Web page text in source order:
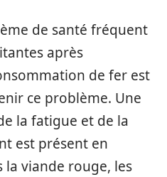
de santé fréquent
après
de fer est
ce problème. Une
la fatigue et de la
est présent en
viande rouge, les